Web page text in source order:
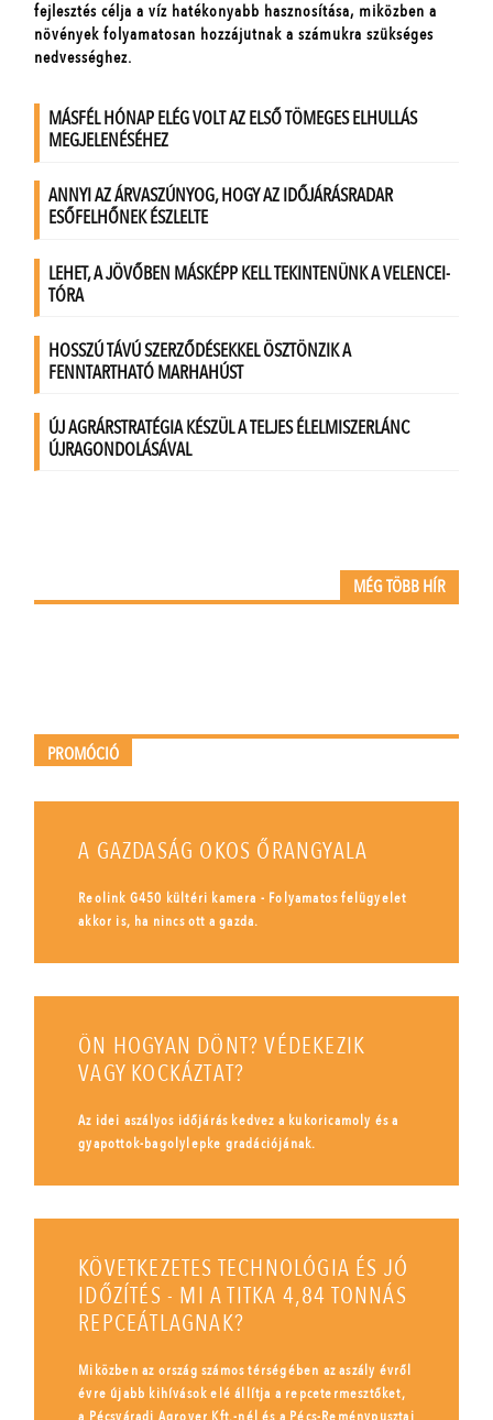
MÉG TÖBB HÍR
PROMÓCIÓ
A GAZDASÁG OKOS ŐRANGYALA
Reolink G450 kültéri kamera - Folyamatos felügyelet
akkor is, ha nincs ott a gazda.
ÖN HOGYAN DÖNT? VÉDEKEZIK
VAGY KOCKÁZTAT?
Az idei aszályos időjárás kedvez a kukoricamoly és a
gyapottok-bagolylepke gradációjának.
KÖVETKEZETES TECHNOLÓGIA ÉS JÓ
IDŐZÍTÉS - MI A TITKA 4,84 TONNÁS
REPCEÁTLAGNAK?
Miközben az ország számos térségében az aszály évről
évre újabb kihívások elé állítja a repcetermesztőket,